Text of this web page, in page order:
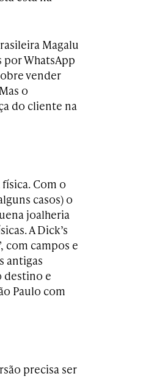
Magalu
por WhatsApp
vender
o
do cliente na
Com o
casos) o
joalheria
A Dick’s
com campos e
antigas
destino e
Paulo com
precisa ser